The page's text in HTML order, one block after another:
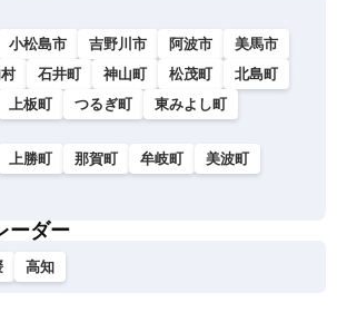
小松島市 吉野川市 阿波市
美馬市
石井町 神山町 松茂町
北島町
上板町 つるぎ町 東みよし町
上勝町 那賀町 牟岐町
美波町
ーダー
高知